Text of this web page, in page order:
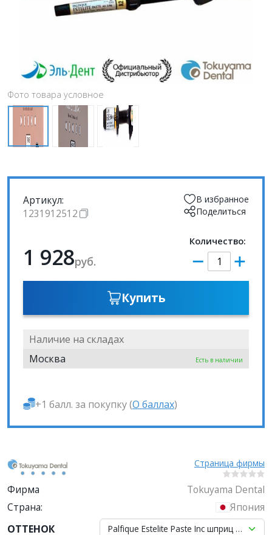
Фото товара условное
Артикул:
1231912512
В избранное
Поделиться
1 928руб.
Количество:
Купить
Наличие на складах
Москва
Есть в наличии
+1 балл. за покупку (О баллах)
Страница фирмы
Фирма
Tokuyama Dental
Страна:
Япония
ОТТЕНОК
Palfique Estelite Paste Inc шприц 3.8гр,